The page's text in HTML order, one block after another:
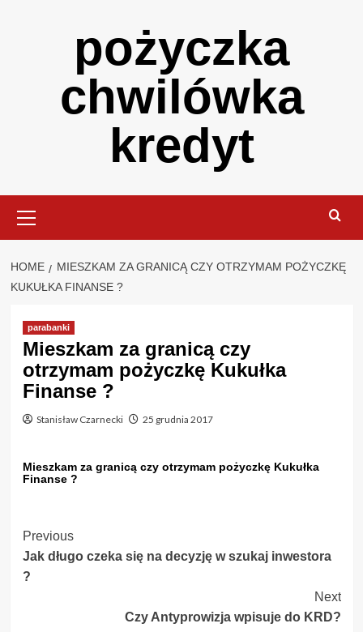
pożyczka
chwilówka
kredyt
Menu
HOME
MIESZKAM ZA GRANICĄ CZY OTRZYMAM POŻYCZKĘ
KUKUŁKA FINANSE ?
parabanki
Mieszkam za granicą czy
otrzymam pożyczkę Kukułka
Finanse ?
Stanisław Czarnecki 25 grudnia 2017
Mieszkam za granicą czy otrzymam pożyczkę Kukułka
Finanse ?
Post
Navigation
Previous
Jak długo czeka się na decyzję w szukaj inwestora
?
Next
Czy Antyprowizja wpisuje do KRD?